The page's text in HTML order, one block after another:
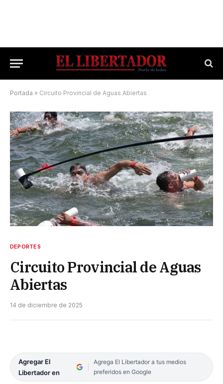
Portada » Circuito Provincial de Aguas Abiertas
DEPORTES
Circuito Provincial de Aguas
Abiertas
14 de diciembre de 2025
Agregar El
Libertador en
Agrega El Libertador a tus medios
preferidos en Google